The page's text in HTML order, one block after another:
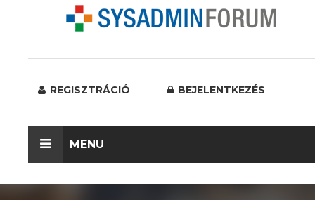
REGISZTRÁCIÓ BEJELENTKEZÉS
MENU